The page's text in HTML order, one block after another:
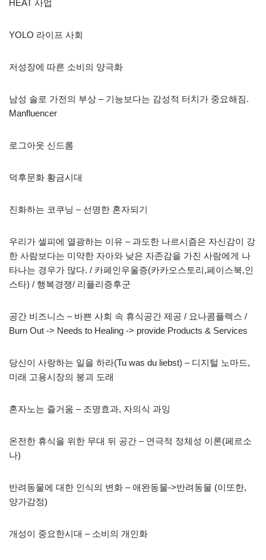
HEAT 사업
YOLO 라이프 사회
저성장에 따른 소비의 양극화
남성 솔로 가전의 부상 – 기능보다는 감성적 터치가 중요해짐.
Manfluencer
로그아웃 신드롬
덕후문화 황금시대
진화하는 코쿠닝 – 선명한 혼자되기
우리가 셀피에 열광하는 이유 – 과도한 나르시즘은 자신감이 강
한 사람보다는 미약한 자아와 낮은 자존감을 가진 사람에게 나
타나는 경우가 많다. / 카페인우울증(카카오스토리,페이스북,인
스타) / 행복경쟁/ 리플리증후군
공간 비즈니스 – 바쁜 사회 속 휴식공간 제공 / 요나콤플렉스 /
Burn Out -> Needs to Healing -> provide Products & Services
당신이 사랑하는 일을 하라(Tu was du liebst) – 디지털 노마드,
미래 고용시장의 붕괴 도래
혼자노는 즐거움 – 조명효과, 자의식 과잉
온전한 휴식을 위한 무대 뒤 공간 – 연극적 정체성 이론(페르소
나)
반려동물에 대한 인식의 변화 – 애완동물->반려동물 (이또한,
양가감정)
개성이 중요한시대 – 소비의 개인화